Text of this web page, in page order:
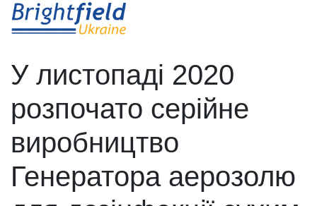
У листопаді 2020
розпочато серійне
виробництво
Генератора аерозолю